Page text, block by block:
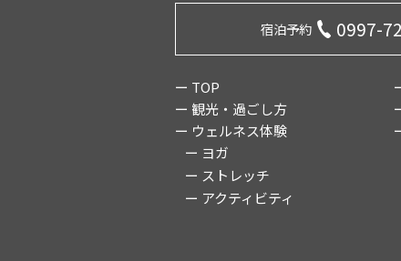
宿泊予約 0997-
ー TOP
ー 観光・過ごし方
ー ウェルネス体験
ー ヨガ
ー ストレッチ
ー アクティビティ